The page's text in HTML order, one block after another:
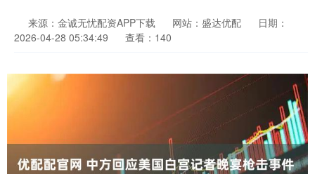
来源：金诚无忧配资APP下载 网站：盛达优配
日期：
2026-04-28 05:34:49
查看：140